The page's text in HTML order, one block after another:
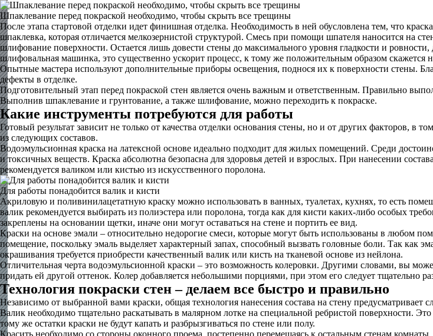
Шпаклевание перед покраской необходимо, чтобы скрыть все трещины
После этапа стартовой отделки идет финишная отделка. Необходимость в ней обусловлена тем, что
шпаклевка, которая отличается мелкозернистой структурой. Смесь при помощи шпателя наносится на
шлифование поверхности. Остается лишь довести стены до максимального уровня гладкости и
шлифовальная машинка, это существенно ускорит процесс, к тому же положительным образом скажется
Опытные мастера используют дополнительные приборы освещения, поднося их к поверхности стены.
дефекты в отделке.
Подготовительный этап перед покраской стен является очень важным и ответственным. Правильно
Выполнив шпаклевание и грунтование, а также шлифование, можно переходить к покраске.
Какие инструменты потребуются для работы
Готовый результат зависит не только от качества отделки основания стены, но и от других факторов,
из следующих составов.
Водоэмульсионная краска на латексной основе идеально подходит для жилых помещений. Среди
и токсичных веществ. Краска абсолютна безопасна для здоровья детей и взрослых. При нанесении
рекомендуется валиком или кистью из искусственного поролона.
Для работы понадобится валик и кисти
Акриловую и поливинилацетатную краску можно использовать в ванных, туалетах, кухнях, то есть
валик рекомендуется выбирать из полиэстера или поролона, тогда как для кисти каких-либо особых
закреплены на основании щетки, иначе они могут оставаться на стене и портить ее вид.
Краски на основе эмали – относительно недорогие смеси, которые могут быть использованы в любом
помещение, поскольку эмаль выделяет характерный запах, способный вызвать головные боли. Так как
окрашивания требуется приобрести качественный валик или кисть на тканевой основе из нейлона.
Отличительная черта водоэмульсионной краски – это возможность колеровки. Другими словами, вы
придать ей другой оттенок. Колер добавляется небольшими порциями, при этом его следует тщательно
Технология покраски стен – делаем все быстро и правильно
Независимо от выбранной вами краски, общая технология нанесения состава на стену
Валик необходимо тщательно раскатывать в малярном лотке на специальной ребристой поверхности.
тому же остатки краски не будут капать и разбрызгиваться по стене или полу.
Красить необходимо со стороны оконного проема, постепенно перемещаясь к остальным стенам комнаты.